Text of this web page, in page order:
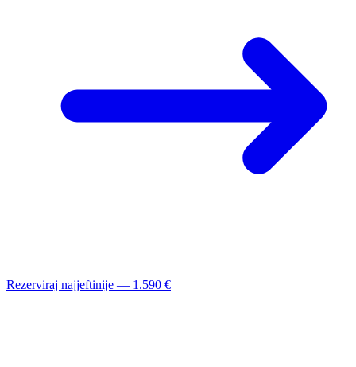
Rezerviraj najjeftinije — 1.590 €